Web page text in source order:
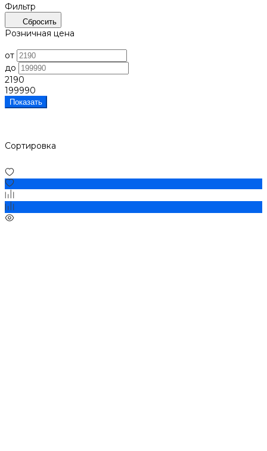
Фильтр
Сбросить
Розничная цена
от
до
2190
199990
Показать
Сортировка